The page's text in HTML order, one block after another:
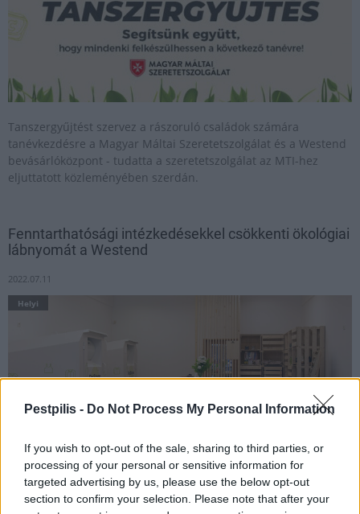
Pestpilis - Do Not Process My Personal Information
If you wish to opt-out of the sale, sharing to third parties, or
processing of your personal or sensitive information for
targeted advertising by us, please use the below opt-out
section to confirm your selection. Please note that after your
Tanszergyűjtést szervez a rászoruló családok számára
tanévkezdésre a Magyar Máltai Szeretetszolgálat és a Westend
bevásárlóközpont - tudatta a szeretetszolgálat az MTI-hez
eljuttatott közleményében szerdán.
Fenntarthatósági intézkedésekkel csökkenti ökológiai
lábnyomát a Westend
2022.07.11
Helyi